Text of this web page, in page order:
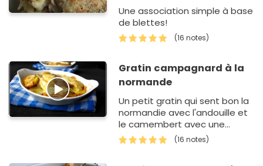
Une association simple à base
de blettes!
(16 notes)
Gratin campagnard à la
normande
Un petit gratin qui sent bon la
normandie avec l'andouille et
le camembert avec une
petite pointe sucrée-salée
avec les pommes.
(16 notes)